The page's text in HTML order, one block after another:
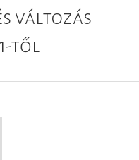
változás
től